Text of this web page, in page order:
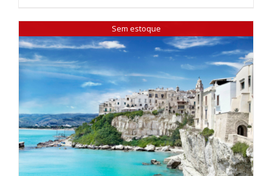
preço:
€ 4,500.00
através
€ 5,600.00
Sem estoque
DETALHES